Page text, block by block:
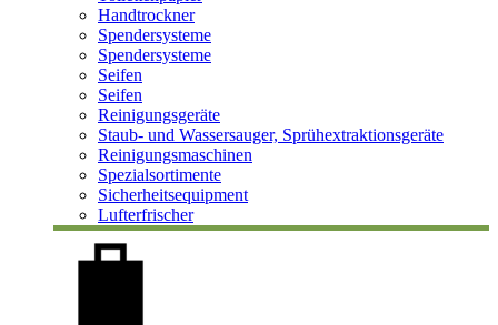
Handtrockner
Spendersysteme
Spendersysteme
Seifen
Seifen
Reinigungsgeräte
Staub- und Wassersauger, Sprühextraktionsgeräte
Reinigungsmaschinen
Spezialsortimente
Sicherheitsequipment
Lufterfrischer